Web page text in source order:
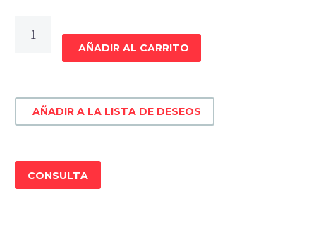
garden
media
108x188
AÑADIR AL CARRITO
AÑADIR A LA LISTA DE DESEOS
CONSULTA